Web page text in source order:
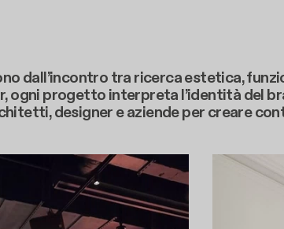
dall’incontro tra ricerca estetica,
ogni progetto interpreta l’identità del
designer e aziende per creare